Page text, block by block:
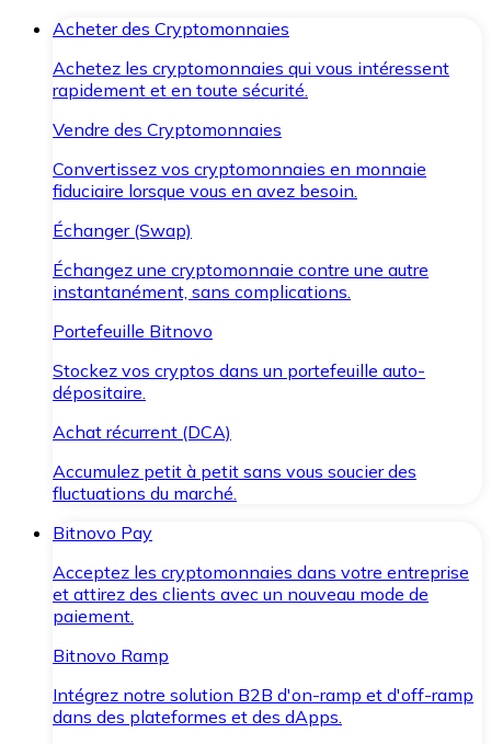
Acheter des Cryptomonnaies
Achetez les cryptomonnaies qui vous intéressent
rapidement et en toute sécurité.
Vendre des Cryptomonnaies
Convertissez vos cryptomonnaies en monnaie
fiduciaire lorsque vous en avez besoin.
Échanger (Swap)
Échangez une cryptomonnaie contre une autre
instantanément, sans complications.
Portefeuille Bitnovo
Stockez vos cryptos dans un portefeuille auto-
dépositaire.
Achat récurrent (DCA)
Accumulez petit à petit sans vous soucier des
fluctuations du marché.
Bitnovo Pay
Acceptez les cryptomonnaies dans votre entreprise
et attirez des clients avec un nouveau mode de
paiement.
Bitnovo Ramp
Intégrez notre solution B2B d'on-ramp et d'off-ramp
dans des plateformes et des dApps.